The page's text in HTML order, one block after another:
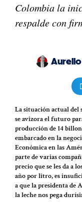
Colombia la
respalde con
Aurelio
La situación actual del
se avizora el futuro
producción de 14
embarcado en la
Económica en las
parte de varias
precio que se les da a
año por litro, es
a que la presidenta de
la leche nos pega